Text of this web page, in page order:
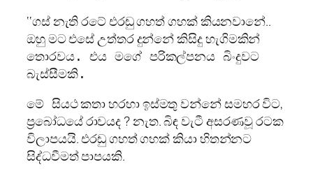
‘‘ගස් නැති රටේ එරඬු ගහත් ගහක් කියනවානේ..
ඔහු මට එසේ උත්තර දුන්නේ කිසිදු හැගිමකින්
තොරවය. එය මගේ පරිකල්පනය බිංදුවට
බැස්සීමකි.
මේ සියථ කතා හරහා ඉස්මතු වන්නේ සමහර විට,
ප‍්‍රබෝධයේ රාවයද ? නැත. බිඳ වැටී අසරණවූ රටක
විලාපයයි. එරඬු ගහත් ගහක් කියා හිතන්නට
සිද්ධවීමත් පාපයකි.